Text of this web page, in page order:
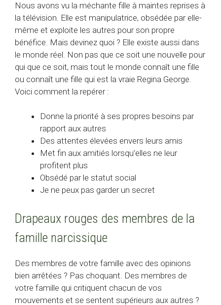
Nous avons vu la méchante fille à maintes reprises à
la télévision. Elle est manipulatrice, obsédée par elle-
même et exploite les autres pour son propre
bénéfice. Mais devinez quoi ? Elle existe aussi dans
le monde réel. Non pas que ce soit une nouvelle pour
qui que ce soit, mais tout le monde connaît une fille
ou connaît une fille qui est la vraie Regina George.
Voici comment la repérer :
Donne la priorité à ses propres besoins par
rapport aux autres
Des attentes élevées envers leurs amis
Met fin aux amitiés lorsqu’elles ne leur
profitent plus
Obsédé par le statut social
Je ne peux pas garder un secret
Drapeaux rouges des membres de la
famille narcissique
Des membres de votre famille avec des opinions
bien arrêtées ? Pas choquant. Des membres de
votre famille qui critiquent chacun de vos
mouvements et se sentent supérieurs aux autres ?